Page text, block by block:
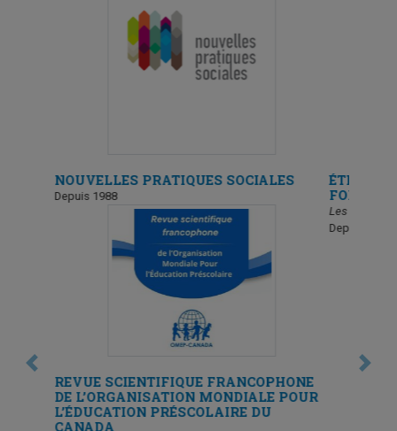
SOCIALES
FRANCOPHONE
MONDIALE POUR
DU
ÉTHIQUE EN ÉDUCATION ET EN
Les Dossiers du GREE
Depuis 2012
Previous Next